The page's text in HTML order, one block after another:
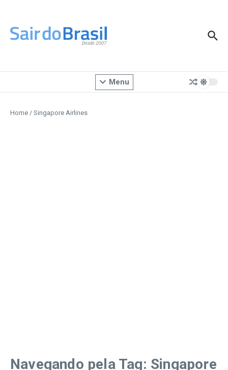
Menu
Home / Singapore Airlines
Navegando pela Tag: Singapore